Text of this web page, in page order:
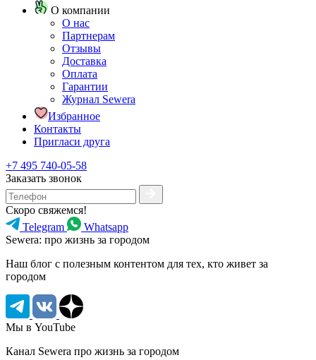
О компании
О нас
Партнерам
Отзывы
Доставка
Оплата
Гарантии
Журнал Sewera
Избранное
Контакты
Пригласи друга
+7 495 740-05-58
Заказать звонок
Скоро свяжемся!
Telegram
Whatsapp
Sewera: про жизнь за городом
Наш блог c полезным контентом для тех, кто живет за
городом
Мы в YouTube
Канал Sewera про жизнь за городом